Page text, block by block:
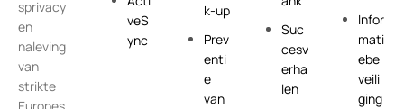
sprivacy
en
naleving
van
strikte
Europes
veS
ync
k-up
Prev
enti
e
van
Suc
cesv
erha
len
Infor
mati
ebe
veili
ging